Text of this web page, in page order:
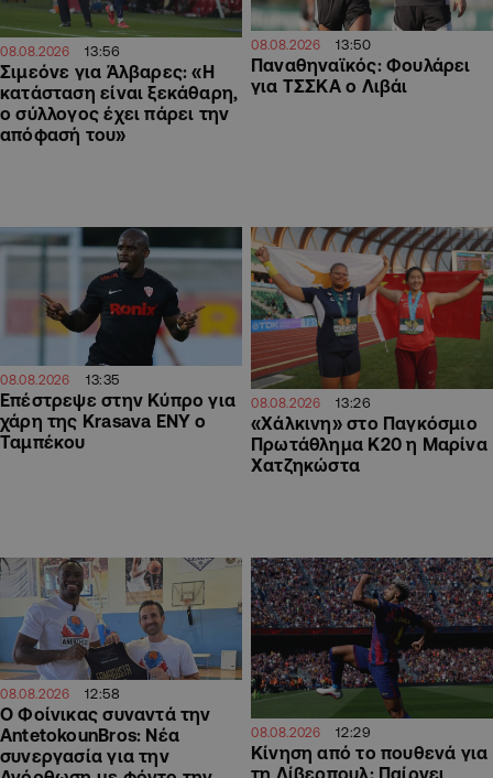
08.08.2026 13:56
Σιμεόνε για Άλβαρες: «Η
κατάσταση είναι ξεκάθαρη,
ο σύλλογος έχει πάρει την
απόφασή του»
08.08.2026 13:50
Παναθηναϊκός: Φουλάρει
για ΤΣΣΚΑ ο Λιβάι
08.08.2026 13:35
Επέστρεψε στην Κύπρο για
χάρη της Krasava ΕΝΥ ο
Ταμπέκου
08.08.2026 13:26
«Χάλκινη» στο Παγκόσμιο
Πρωτάθλημα Κ20 η Μαρίνα
Χατζηκώστα
08.08.2026 12:58
Ο Φοίνικας συναντά την
AntetokounBros: Νέα
συνεργασία για την
08.08.2026 12:29
Kίνηση από το πουθενά για